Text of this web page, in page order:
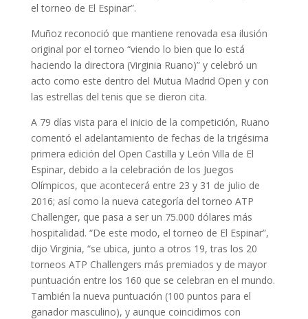
el torneo de El Espinar”.
Muñoz reconoció que mantiene renovada esa ilusión
original por el torneo “viendo lo bien que lo está
haciendo la directora (Virginia Ruano)” y celebró un
acto como este dentro del Mutua Madrid Open y con
las estrellas del tenis que se dieron cita.
A 79 días vista para el inicio de la competición, Ruano
comentó el adelantamiento de fechas de la trigésima
primera edición del Open Castilla y León Villa de El
Espinar, debido a la celebración de los Juegos
Olímpicos, que acontecerá entre 23 y 31 de julio de
2016; así como la nueva categoría del torneo ATP
Challenger, que pasa a ser un 75.000 dólares más
hospitalidad. “De este modo, el torneo de El Espinar”,
dijo Virginia, “se ubica, junto a otros 19, tras los 20
torneos ATP Challengers más premiados y de mayor
puntuación entre los 160 que se celebran en el mundo.
También la nueva puntuación (100 puntos para el
ganador masculino), y aunque coincidimos con